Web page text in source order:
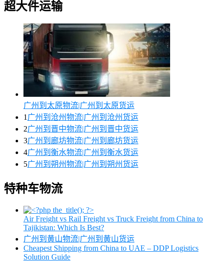
超大件运输
广州到太原物流|广州到太原货运
1 广州到沧州物流|广州到沧州货运
2广州到晋中物流|广州到晋中货运
3广州到廊坊物流|广州到廊坊货运
4广州到衡水物流|广州到衡水货运
5广州到朔州物流|广州到朔州货运
特种车物流
Air Freight vs Rail Freight vs Truck Freight from China to
Tajikistan: Which Is Best?
广州到黄山物流|广州到黄山货运
Cheapest Shipping from China to UAE – DDP Logistics
Solution Guide